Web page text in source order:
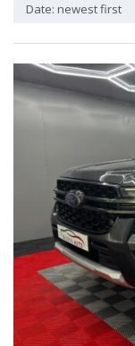
Date: newest first